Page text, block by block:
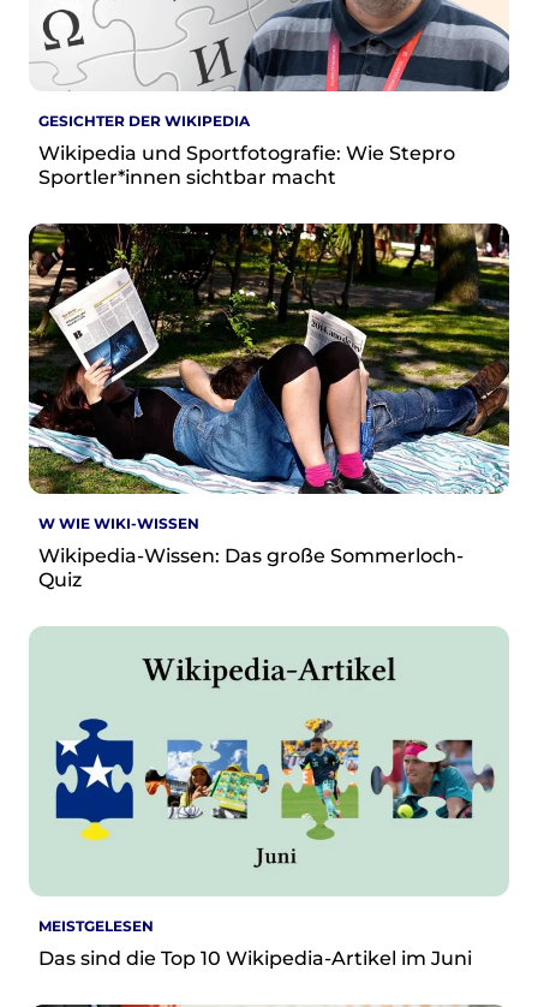
GESICHTER DER WIKIPEDIA
Wikipedia und Sportfotografie: Wie Stepro
Sportler*innen sichtbar macht
W WIE WIKI-WISSEN
Wikipedia-Wissen: Das große Sommerloch-
Quiz
MEISTGELESEN
Das sind die Top 10 Wikipedia-Artikel im Juni